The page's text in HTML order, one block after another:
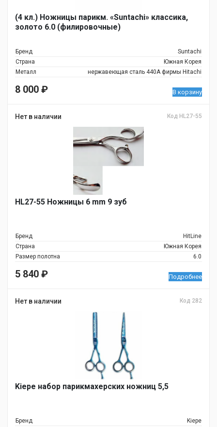
(4 кл.) Ножницы парикм. «Suntachi» классика,
золото 6.0 (филировочные)
Бренд
Suntachi
Страна
Южная Корея
Металл
нержавеющая сталь 440A фирмы Hitachi
8 000 ₽ В корзину
Нет в наличии Код НL27-55
НL27-55 Ножницы 6 mm 9 зуб
Бренд
HitLine
Страна
Южная Корея
Размер полотна
6.0
5 840 ₽ Подробнее
Нет в наличии Код 282
Kiepe набор парикмахерских ножниц 5,5
Бренд
Kiepe